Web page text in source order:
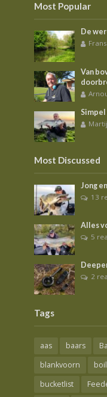
Most Popular
De
Van
Most Discussed
Jong
13
Alles
5
2
Tags
aas baars
blankvoorn
bucketlist